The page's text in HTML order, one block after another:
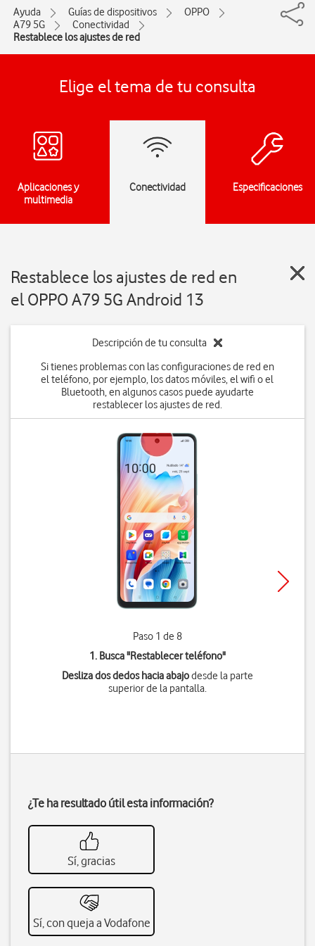
Ayuda Guías de dispositivos
OPPO
A79 5G
Conectividad
Restablece los ajustes de red
Elige el tema de tu consulta
Aplicaciones y
multimedia
Conectividad Especificaciones
Restablece los ajustes de red en
el OPPO A79 5G Android 13
Descripción de tu consulta
Si tienes problemas con las configuraciones de red en
el teléfono, por ejemplo, los datos móviles, el wifi o el
Bluetooth, en algunos casos puede ayudarte
restablecer los ajustes de red.
Paso 1 de 8
1. Busca "Restablecer teléfono"
Desliza dos dedos hacia abajodesde la parte
superior de la pantalla.
¿Te ha resultado útil esta información?
Sí, gracias
Sí, con queja a Vodafone